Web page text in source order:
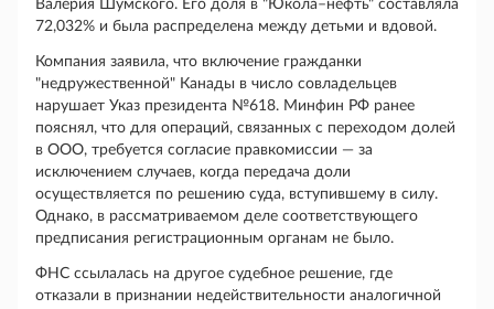
Валерия Шумского. Его доля в "Юкола–нефть" составляла
72,032% и была распределена между детьми и вдовой.
Компания заявила, что включение гражданки
"недружественной" Канады в число совладельцев
нарушает Указ президента №618. Минфин РФ ранее
пояснял, что для операций, связанных с переходом долей
в ООО, требуется согласие правкомиссии — за
исключением случаев, когда передача доли
осуществляется по решению суда, вступившему в силу.
Однако, в рассматриваемом деле соответствующего
предписания регистрационным органам не было.
ФНС ссылалась на другое судебное решение, где
отказали в признании недействительности аналогичной